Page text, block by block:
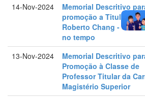
14-Nov-2024
Memorial Descritivo
promoção a Titular do
Roberto Chang - Uma
no tempo
13-Nov-2024
Memorial Descritivo
Promoção à Classe de
Professor Titular da
Magistério Superior